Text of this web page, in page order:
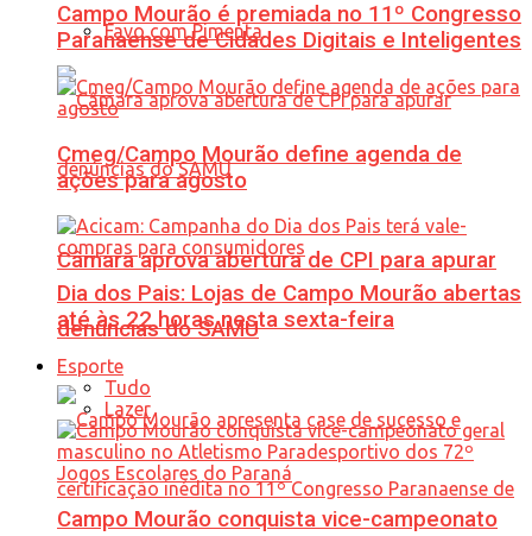
Favo com Pimenta
Câmara aprova abertura de CPI para apurar
denúncias do SAMU
Campo Mourão é premiada no 11º Congresso
Paranaense de Cidades Digitais e Inteligentes
Cmeg/Campo Mourão define agenda de
ações para agosto
Dia dos Pais: Lojas de Campo Mourão abertas
até às 22 horas nesta sexta-feira
Esporte
Tudo
Lazer
Campo Mourão conquista vice-campeonato